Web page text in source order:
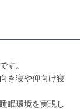
す。
き寝や仰向け寝
眠環境を実現し